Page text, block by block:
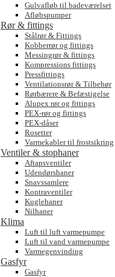
Gulvafløb til badeværelset
Afløbspumper
Rør & fittings
Stålrør & Fittings
Kobberrør og fittings
Messingrør & fittings
Kompressions fittings
Pressfittings
Ventilationsrør & Tilbehør
Rørbærere & Befæstigelse
Alupex rør og fittings
PEX-rør og fittings
PEX-dåser
Rosetter
Varmekabler til frostsikring
Ventiler & stophaner
Aftapsventiler
Udendørshaner
Snavssamlere
Kontraventiler
Kuglehaner
Nilhaner
Klima
Luft til luft varmepumpe
Luft til vand varmepumpe
Varmegenvinding
Gasfyr
Gasfyr